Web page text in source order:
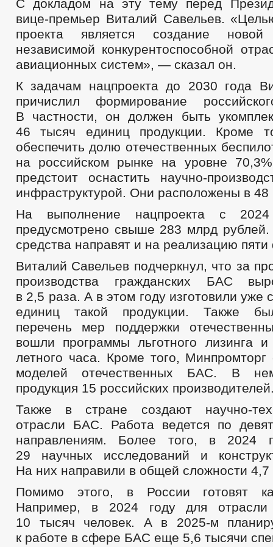
С докладом на эту тему перед
вице-премьер Виталий Савельев.
проекта является создание новой
независимой конкурентоспособной
авиационных систем», — сказал он.
К задачам нацпроекта до 2030 года
причислил формирование
В частности, он должен быть
46 тысяч единиц продукции. Кроме
обеспечить долю отечественных
на российском рынке на уровне
предстоит оснастить научно-
инфраструктурой. Они расположены в 48
На выполнение нацпроекта с
предусмотрено свыше 283 млрд
средства направят и на реализацию
Виталий Савельев подчеркнул, что за
производства гражданских БАС
в 2,5 раза. А в этом году изготовили
единиц такой продукции. Также
перечень мер поддержки
вошли программы льготного лизинга и
летного часа. Кроме того, Минпромторг
моделей отечественных БАС. В
продукция 15 российских
Также в стране создают научно-
отрасли БАС. Работа ведется по
направлениям. Более того, в 2024
29 научных исследований и
На них направили в общей сложности
Помимо этого, в России готовят
Например, в 2024 году для отрасли
10 тысяч человек. А в 2025-м
к работе в сфере БАС еще 5,6 тысячи